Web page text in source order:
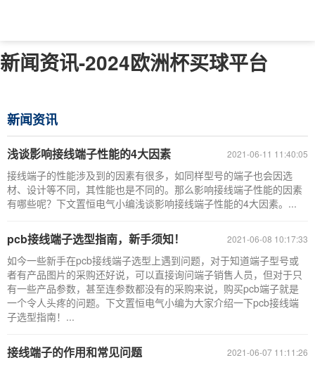
新闻资讯-2024欧洲杯买球平台
新闻资讯
2021-06-11 11:40:05
浅谈影响接线端子性能的4大因素
接线端子的性能涉及到的因素有很多，如同样型号的端子也会因选
材、设计等不同，其性能也是不同的。那么影响接线端子性能的因素
有哪些呢？下文置恒电气小编浅谈影响接线端子性能的4大因素。...
2021-06-08 10:17:33
pcb接线端子选型指南，新手须知！
如今一些新手在pcb接线端子选型上遇到问题，对于知道端子型号或
者有产品图片的采购还好说，可以直接询问端子销售人员，但对于只
有一些产品参数，甚至连参数都没有的采购来说，购买pcb端子就是
一个令人头疼的问题。下文置恒电气小编为大家介绍一下pcb接线端
子选型指南！...
2021-06-07 11:11:26
接线端子的作用和常见问题